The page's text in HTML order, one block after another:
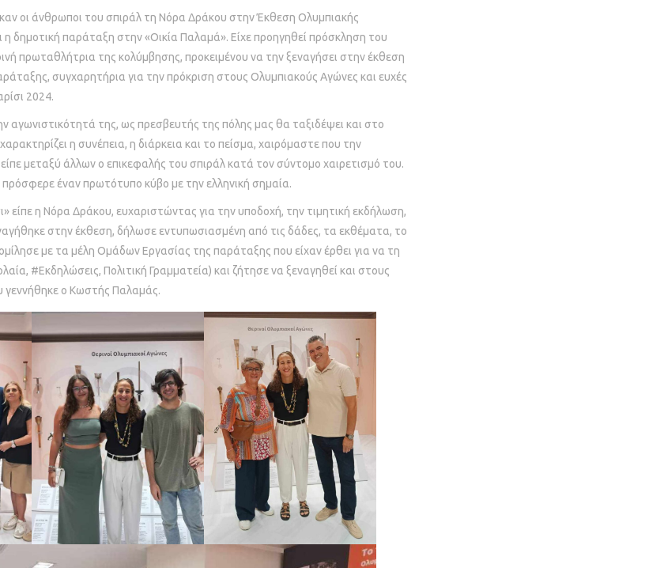
οι άνθρωποι του σπιράλ τη Νόρα Δράκου στην Έκθεση Ολυμπιακής
δημοτική παράταξη στην «Οικία Παλαμά». Είχε προηγηθεί πρόσκληση του
πρωταθλήτρια της κολύμβησης, προκειμένου να την ξεναγήσει στην έκθεση
συγχαρητήρια για την πρόκριση στους Ολυμπιακούς Αγώνες και ευχές
2024.
αγωνιστικότητά της, ως πρεσβευτής της πόλης μας θα ταξιδέψει και στο
η συνέπεια, η διάρκεια και το πείσμα, χαιρόμαστε που την
μεταξύ άλλων ο επικεφαλής του σπιράλ κατά τον σύντομο χαιρετισμό του.
πρόσφερε έναν πρωτότυπο κύβο με την ελληνική σημαία.
είπε η Νόρα Δράκου, ευχαριστώντας για την υποδοχή, την τιμητική εκδήλωση,
στην έκθεση, δήλωσε εντυπωσιασμένη από τις δάδες, τα εκθέματα, το
με τα μέλη Ομάδων Εργασίας της παράταξης που είχαν έρθει για να τη
#Εκδηλώσεις, Πολιτική Γραμματεία) και ζήτησε να ξεναγηθεί και στους
γεννήθηκε ο Κωστής Παλαμάς.